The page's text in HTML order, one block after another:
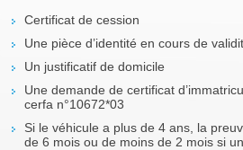
Certificat de cession
Une pièce d’identité en cours de
Un justificatif de domicile
Une demande de certificat
cerfa n°10672*03
Si le véhicule a plus de 4 ans, la
de 6 mois ou de moins de 2 mois si